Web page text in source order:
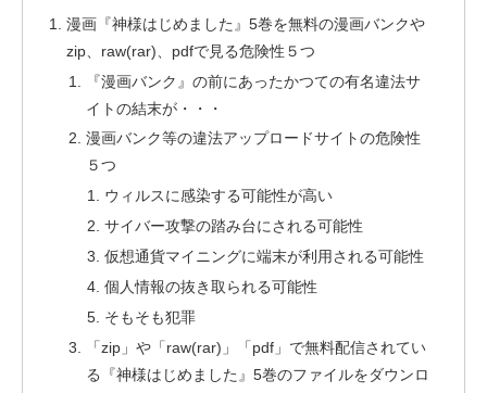
漫画『神様はじめました』5巻を無料の漫画バンクや
zip、raw(rar)、pdfで見る危険性５つ
『漫画バンク』の前にあったかつての有名違法サ
イトの結末が・・・
漫画バンク等の違法アップロードサイトの危険性
５つ
ウィルスに感染する可能性が高い
サイバー攻撃の踏み台にされる可能性
仮想通貨マイニングに端末が利用される可能性
個人情報の抜き取られる可能性
そもそも犯罪
「zip」や「raw(rar)」「pdf」で無料配信されてい
る『神様はじめました』5巻のファイルをダウンロ